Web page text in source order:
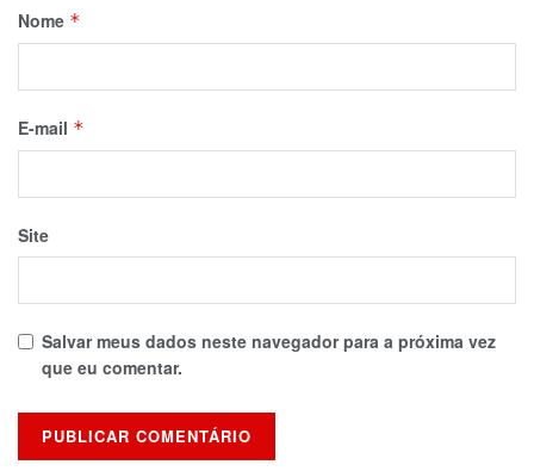
Nome *
E-mail *
Site
Salvar meus dados neste navegador para a próxima vez
que eu comentar.